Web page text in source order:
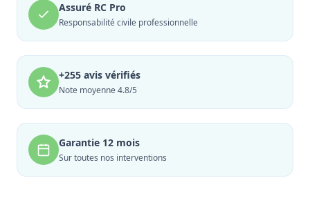
Assuré RC Pro
Responsabilité civile professionnelle
+255 avis vérifiés
Note moyenne 4.8/5
Garantie 12 mois
Sur toutes nos interventions